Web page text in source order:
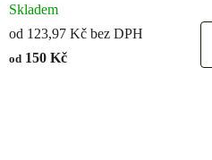
Skladem
od 123,97 Kč bez DPH
od 150 Kč